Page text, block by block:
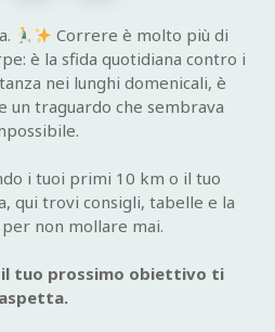
Correre è molto più di
è la sfida quotidiana contro i
nei lunghi domenicali, è
un traguardo che sembrava
i tuoi primi 10 km o il tuo
qui trovi consigli, tabelle e la
non mollare mai.
il tuo prossimo obiettivo ti
aspetta.